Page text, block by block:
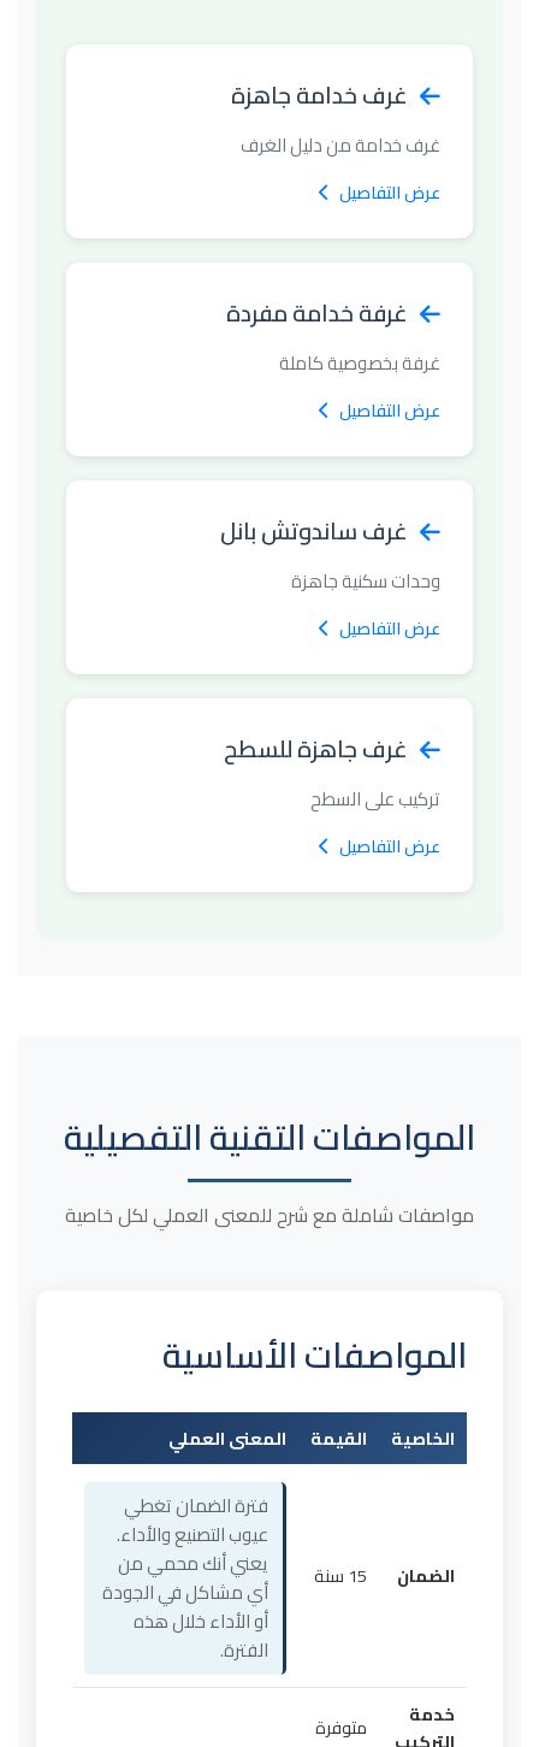
غرف خدامة جاهزة
غرف خدامة من دليل الغرف
عرض التفاصيل
غرفة خدامة مفردة
غرفة بخصوصية كاملة
عرض التفاصيل
غرف ساندوتش بانل
وحدات سكنية جاهزة
عرض التفاصيل
غرف جاهزة للسطح
تركيب على السطح
عرض التفاصيل
المواصفات التقنية التفصيلية
مواصفات شاملة مع شرح للمعنى العملي لكل خاصية
المواصفات الأساسية
الخاصية القيمة المعنى العملي
الضمان 15 سنة
فترة الضمان تغطي
عيوب التصنيع والأداء.
يعني أنك محمي من
أي مشاكل في الجودة
أو الأداء خلال هذه
الفترة.
خدمة
متوفرة